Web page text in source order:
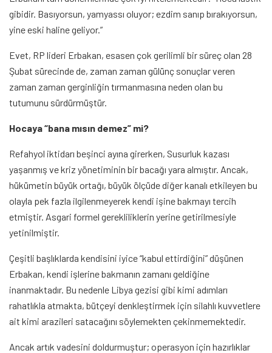
gibidir. Basıyorsun, yamyassı oluyor; ezdim sanıp bırakıyorsun,
yine eski haline geliyor.”
Evet, RP lideri Erbakan, esasen çok gerilimli bir süreç olan 28
Şubat sürecinde de, zaman zaman gülünç sonuçlar veren
zaman zaman gerginliğin tırmanmasına neden olan bu
tutumunu sürdürmüştür.
Hocaya “bana mısın demez” mi?
Refahyol iktidarı beşinci ayına girerken, Susurluk kazası
yaşanmış ve kriz yönetiminin bir bacağı yara almıştır. Ancak,
hükümetin büyük ortağı, büyük ölçüde diğer kanalı etkileyen bu
olayla pek fazla ilgilenmeyerek kendi işine bakmayı tercih
etmiştir. Asgari formel gerekliliklerin yerine getirilmesiyle
yetinilmiştir.
Çeşitli başlıklarda kendisini iyice “kabul ettirdiğini” düşünen
Erbakan, kendi işlerine bakmanın zamanı geldiğine
inanmaktadır. Bu nedenle Libya gezisi gibi kimi adımları
rahatlıkla atmakta, bütçeyi denkleştirmek için silahlı kuvvetlere
ait kimi arazileri satacağını söylemekten çekinmemektedir.
Ancak artık vadesini doldurmuştur; operasyon için hazırlıklar